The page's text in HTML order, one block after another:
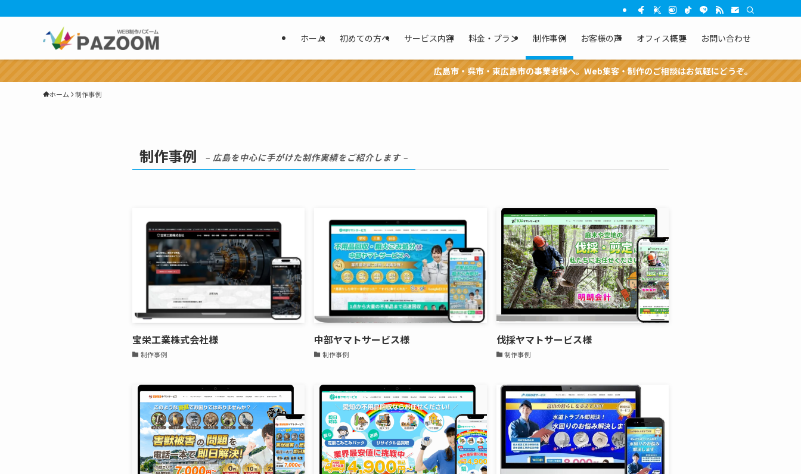
ホーム 初めての方へ サービス内容 料金・プラン 制作事例 お客様の声 オフィス概要 お問い合わせ
広島市・呉市・東広島市の事業者様へ。Web集客・制作のご相談はお気軽にどうぞ。
ホーム 制作事例
制作事例 – 広島を中心に手がけた制作実績をご紹介します –
宝栄工業株式会社様
制作事例
中部ヤマトサービス様
制作事例
伐採ヤマトサービス様
制作事例